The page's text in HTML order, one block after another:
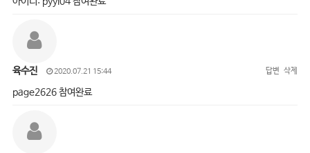
육수진 2020.07.21 15:44 답변 삭제
page2626 참여완료